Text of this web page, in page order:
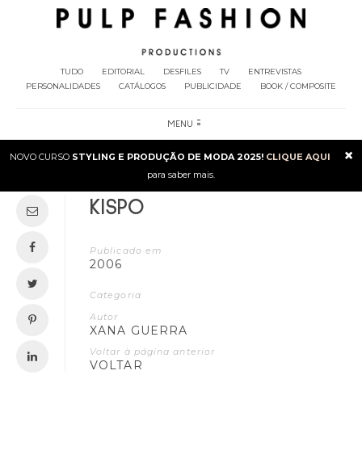
TUDO EDITORIAL DESFILES TV
ENTREVISTAS
PERSONALIDADES
CATÁLOGOS PUBLICIDADE BOOK / COMPOSITE
MENU
×
NOVO CURSO STYLING E PRODUÇÃO DE MODA 2025! CLIQUE AQUI
para saber mais.
KISPO
Publicado em
2006
Categoria
Autor
XANA GUERRA
Voltar à página anterior
VOLTAR